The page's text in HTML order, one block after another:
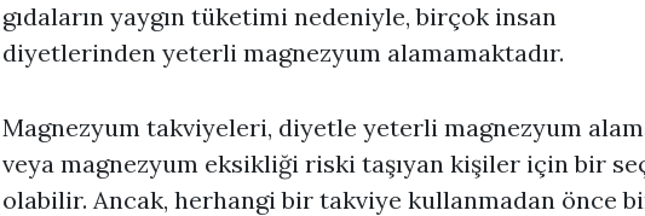
gıdaların yaygın tüketimi nedeniyle, birçok insan
diyetlerinden yeterli magnezyum alamamaktadır.
Magnezyum takviyeleri, diyetle yeterli magnezyum
veya magnezyum eksikliği riski taşıyan kişiler için bir
olabilir. Ancak, herhangi bir takviye kullanmadan önce